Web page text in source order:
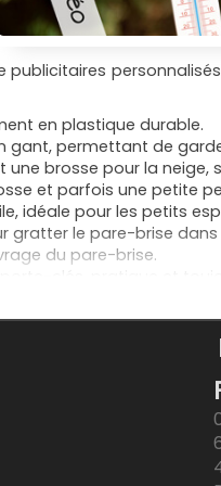
en plastique durable.
gant, permettant de
brosse pour la neige,
et parfois une petite
idéale pour les petits
gratter le pare-brise
du pare-brise.
ainsi part aux
la route en toute
de tel en hiver, et